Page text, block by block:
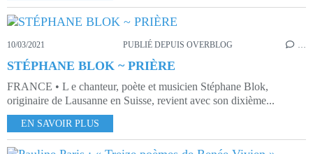
10/03/2021 PUBLIÉ DEPUIS OVERBLOG
STÉPHANE BLOK ~ PRIÈRE
FRANCE • L e chanteur, poète et musicien Stéphane Blok,
originaire de Lausanne en Suisse, revient avec son dixième...
EN SAVOIR PLUS